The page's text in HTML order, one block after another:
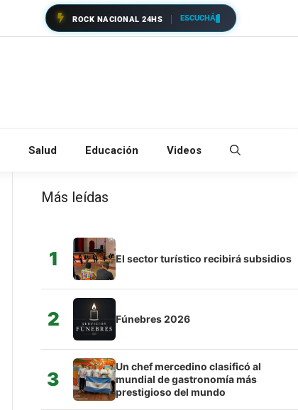
ROCK NACIONAL 24HS ESCUCHÁ
Salud Educación Videos
Más leídas
1 El sector turístico recibirá subsidios
2 Fúnebres 2026
3
Un chef mercedino clasificó al
mundial de gastronomía más
prestigioso del mundo